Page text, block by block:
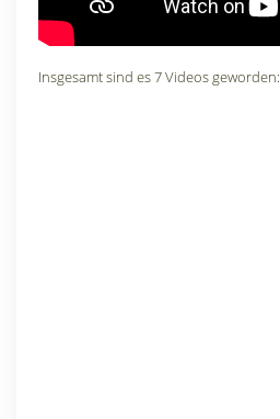
Insgesamt sind es 7 Videos geworden: